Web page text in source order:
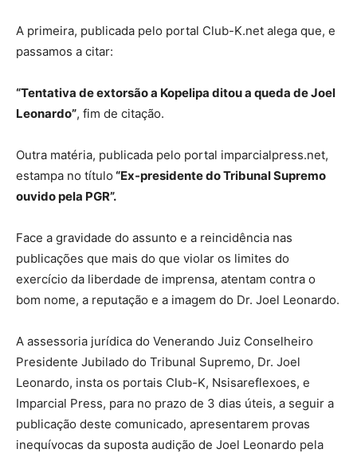
A primeira, publicada pelo portal Club-K.net alega que, e
passamos a citar:
“Tentativa de extorsão a Kopelipa ditou a queda de Joel
Leonardo”, fim de citação.
Outra matéria, publicada pelo portal imparcialpress.net,
estampa no título “Ex-presidente do Tribunal Supremo
ouvido pela PGR”.
Face a gravidade do assunto e a reincidência nas
publicações que mais do que violar os limites do
exercício da liberdade de imprensa, atentam contra o
bom nome, a reputação e a imagem do Dr. Joel Leonardo.
A assessoria jurídica do Venerando Juiz Conselheiro
Presidente Jubilado do Tribunal Supremo, Dr. Joel
Leonardo, insta os portais Club-K, Nsisareflexoes, e
Imparcial Press, para no prazo de 3 dias úteis, a seguir a
publicação deste comunicado, apresentarem provas
inequívocas da suposta audição de Joel Leonardo pela